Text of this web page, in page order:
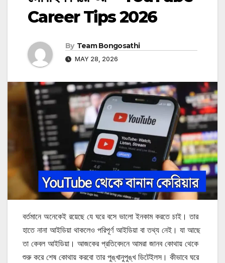
Career Tips 2026
By Team Bongosathi
MAY 28, 2026
বর্তমানে অনেকেই রয়েছে যে ঘরে বসে ভালো ইনকাম করতে চাই। তার
হাতে নানা আইডিয়া থাকলেও পরিপূর্ণ আইডিয়া বা তথ্য নেই। যা আছে
তা কেবল আইডিয়া। আজকের প্রতিবেদনে আমরা জানব কোথায় থেকে
শুরু করে শেষ কোথায় করবো তার পুঙ্খানুপুঙ্খ ডিটেইলস। কীভাবে ঘরে